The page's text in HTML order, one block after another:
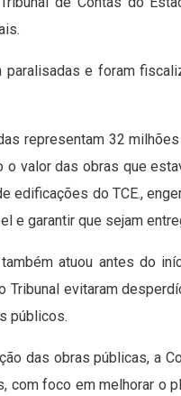
e foram
representam 32
valor das obras que
do TCE.,
e garantir que sejam
atuou antes do
Tribunal evitaram
públicos.
das obras públicas, a
com foco em melhorar o